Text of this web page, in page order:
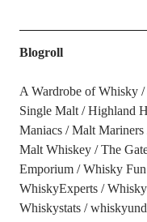
Blogroll
A Wardrobe of Whisky
Single Malt
Highland
Maniacs
Malt Mariners
Malt Whiskey
The
Emporium
Whisky
WhiskyExperts
Whiskystats